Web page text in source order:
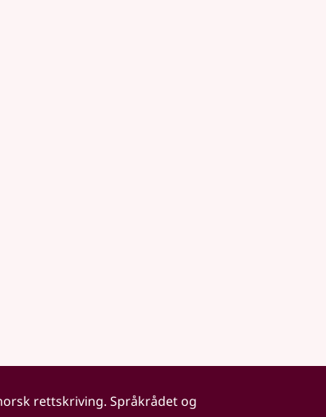
rettskriving. Språkrådet og